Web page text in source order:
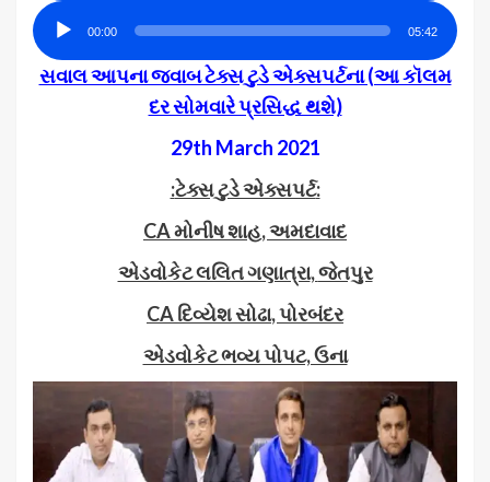
Audio
Player
00:00 05:42
સવાલ આપના જવાબ ટેક્સ ટુડે એક્સપર્ટના (આ કૉલમ
દર સોમવારે પ્રસિદ્ધ થશે)
29th March 2021
:ટેક્સ ટુડે એક્સપર્ટ:
CAમોનીષ શાહ,અમદાવાદ
એડવોકેટ લલિત ગણાત્રા,જેતપુર
CAદિવ્યેશ સોઢા,પોરબંદર
એડવોકેટ ભવ્ય પોપટ, ઉના